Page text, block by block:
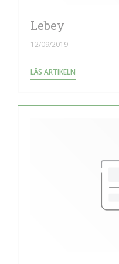
Lebey
12/09/2019
LÄS ARTIKELN